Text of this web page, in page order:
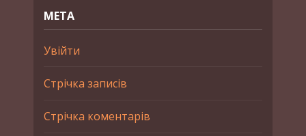
МЕТА
Увійти
Стрічка записів
Стрічка коментарів